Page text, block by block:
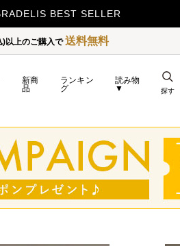
BEST SELLER
)以上のご購入で送料無料
新商
品
ランキン
グ
読み物
▼
探す